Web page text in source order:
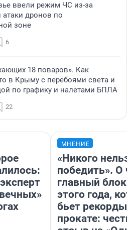
ввели режим ЧС из-за
атаки дронов по
зоне
6
18 поваров». Как
в Крыму с перебоями света и
по графику и налетами БПЛА
22
МНЕНИЕ
«Никого нельзя
победить». О
главный
этого года,
бьет рекорды в
прокате: